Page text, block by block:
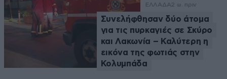
ΕΛΛΑΔΑ2 ω. πριν
Συνελήφθησαν δύο άτομα
για τις πυρκαγιές σε Σκύρο
και Λακωνία – Καλύτερη η
εικόνα της φωτιάς στην
Κολυμπάδα